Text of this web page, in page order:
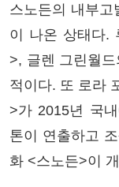
스노든의 내부고
이 나온 상태다.
>, 글렌 그린월
적이다. 또 로라
>가 2015년 국
톤이 연출하고
화 <스노든>이